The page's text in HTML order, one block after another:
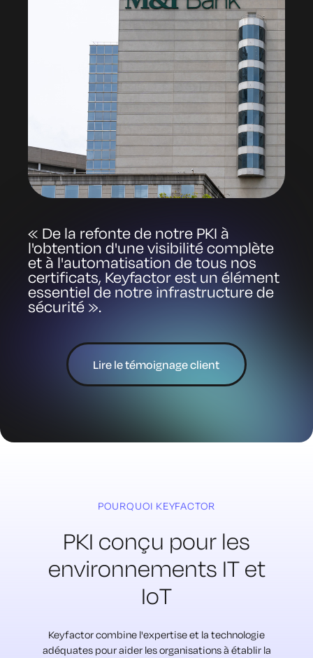
« De la refonte de notre PKI à
l'obtention d'une visibilité complète
et à l'automatisation de tous nos
certificats, Keyfactor est un élément
essentiel de notre infrastructure de
sécurité ».
Lire le témoignage client
POURQUOI KEYFACTOR
PKI conçu pour les
environnements IT et
IoT
Keyfactor combine l'expertise et la technologie
adéquates pouraider les organisations à établir la